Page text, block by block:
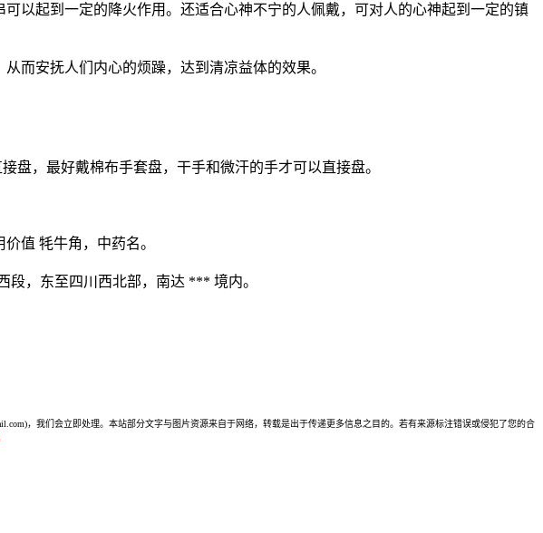
以起到一定的降火作用。还适合心神不宁的人佩戴，可对人的心神起到一定的镇
而安抚人们内心的烦躁，达到清凉益体的效果。
盘，最好戴棉布手套盘，干手和微汗的手才可以直接盘。
值 牦牛角，中药名。
段，东至四川西北部，南达 *** 境内。
，我们会立即处理。本站部分文字与图片资源来自于网络，转载是出于传递更多信息之目的。若有来源标注错误或侵犯了您的合